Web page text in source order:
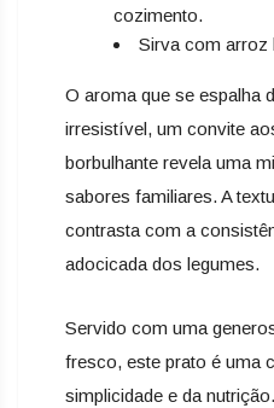
cozimento.
Sirva com arroz
O aroma que se espalha
irresistível, um convite
borbulhante revela uma
sabores familiares. A
contrasta com a
adocicada dos legumes.
Servido com uma
fresco, este prato é uma
simplicidade e da